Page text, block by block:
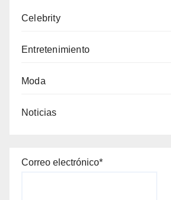
Celebrity
Entretenimiento
Moda
Noticias
Correo electrónico*